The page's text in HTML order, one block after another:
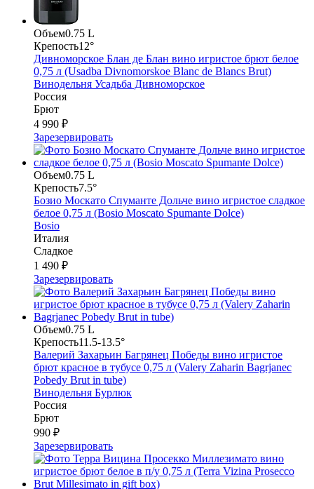
Объем0.75 L
Крепость12°
Дивноморское Блан де Блан вино игристое брют белое
0,75 л (Usadba Divnomorskoe Blanc de Blancs Brut)
Винодельня Усадьба Дивноморское
Россия
Брют
4 990 ₽
Зарезервировать
Объем0.75 L
Крепость7.5°
Бозио Москато Спуманте Дольче вино игристое сладкое
белое 0,75 л (Bosio Moscato Spumante Dolce)
Bosio
Италия
Сладкое
1 490 ₽
Зарезервировать
Объем0.75 L
Крепость11.5-13.5°
Валерий Захарьин Багрянец Победы вино игристое
брют красное в тубусе 0,75 л (Valery Zaharin Bagrjanec
Pobedy Brut in tube)
Винодельня Бурлюк
Россия
Брют
990 ₽
Зарезервировать